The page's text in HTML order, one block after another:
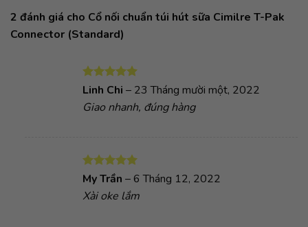
2 đánh giá cho Cổ nối chuẩn túi hút sữa Cimilre T-Pak
Connector (Standard)
Được xếp
sao
Linh Chi – 23 Tháng mười một, 2022
Giao nhanh, đúng hàng
Được xếp
hạng
sao
My Trần –6 Tháng 12, 2022
Xài oke lắm